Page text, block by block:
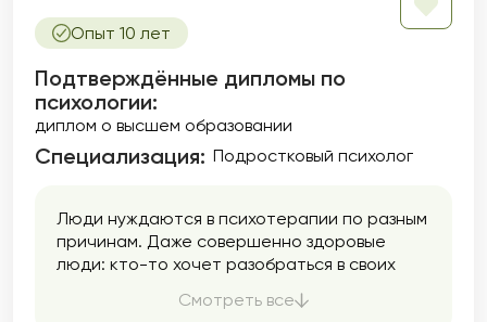
Опыт 10 лет
Подтверждённые дипломы по
психологии:
диплом о высшем образовании
Специализация: Подростковый психолог
Люди нуждаются в психотерапии по разным
причинам. Даже совершенно здоровые
люди: кто-то хочет разобраться в своих
сомнений или тяжелых воспоминаний. И,
Смотреть все